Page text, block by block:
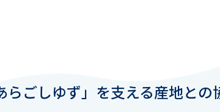
らごしゆず」を支える産地と